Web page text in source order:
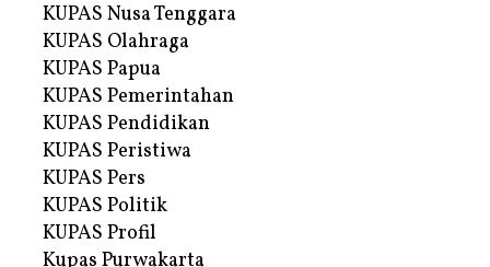
KUPAS Nusa Tenggara
KUPAS Olahraga
KUPAS Papua
KUPAS Pemerintahan
KUPAS Pendidikan
KUPAS Peristiwa
KUPAS Pers
KUPAS Politik
KUPAS Profil
Kupas Purwakarta